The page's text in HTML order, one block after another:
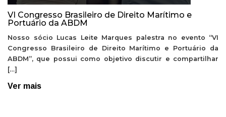
VI Congresso Brasileiro de Direito Marítimo e
Portuário da ABDM
Nosso sócio Lucas Leite Marques palestra no evento “VI
Congresso Brasileiro de Direito Marítimo e Portuário da
ABDM”, que possui como objetivo discutir e compartilhar
[…]
Ver mais